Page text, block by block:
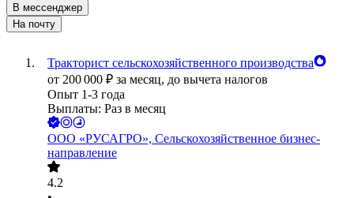
В мессенджер
На почту
Тракторист сельскохозяйственного производства
от 200 000 ₽ за месяц, до вычета налогов
Опыт 1-3 года
Выплаты: Раз в месяц
ООО «РУСАГРО», Сельскохозяйственное бизнес-
направление
4.2